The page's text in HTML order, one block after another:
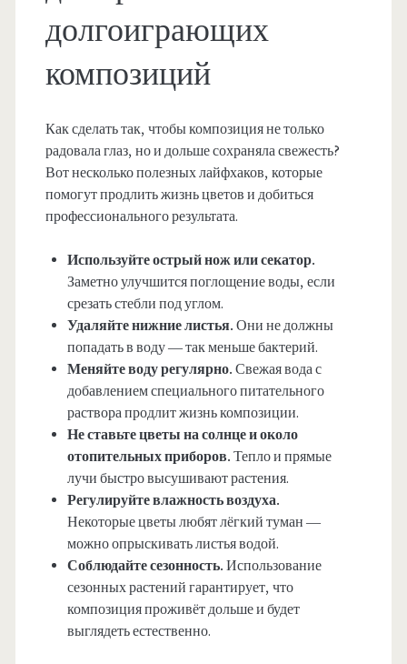
долгоиграющих
композиций
Как сделать так, чтобы композиция не только
радовала глаз, но и дольше сохраняла свежесть?
Вот несколько полезных лайфхаков, которые
помогут продлить жизнь цветов и добиться
профессионального результата.
Используйте острый нож или секатор.
Заметно улучшится поглощение воды, если
срезать стебли под углом.
Удаляйте нижние листья. Они не должны
попадать в воду — так меньше бактерий.
Меняйте воду регулярно. Свежая вода с
добавлением специального питательного
раствора продлит жизнь композиции.
Не ставьте цветы на солнце и около
отопительных приборов. Тепло и прямые
лучи быстро высушивают растения.
Регулируйте влажность воздуха.
Некоторые цветы любят лёгкий туман —
можно опрыскивать листья водой.
Соблюдайте сезонность. Использование
сезонных растений гарантирует, что
композиция проживёт дольше и будет
выглядеть естественно.